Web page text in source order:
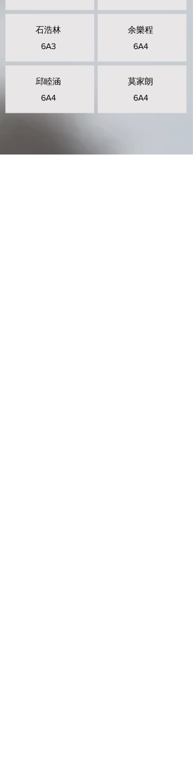
石浩林
6A3
邱睦涵
6A4
余樂程
6A4
莫家朗
6A4